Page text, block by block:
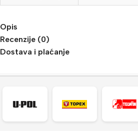
Opis
Recenzije (0)
Dostava i plaćanje